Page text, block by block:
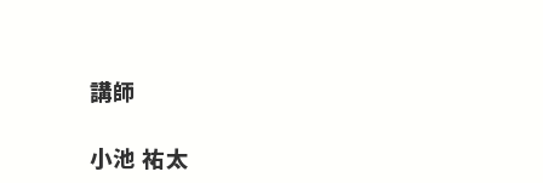
講師
小池 祐太